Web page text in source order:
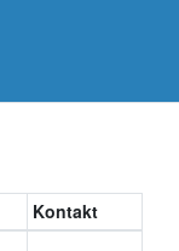
Kontakt